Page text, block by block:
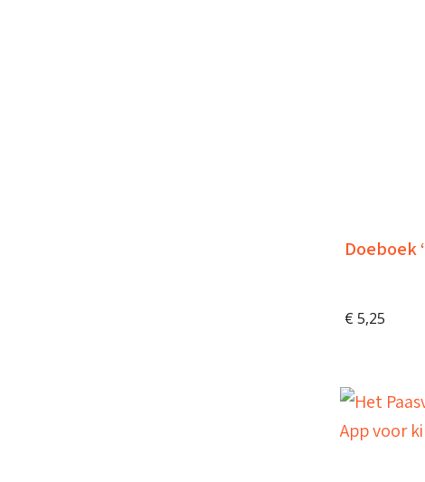
Doeboek
€ 5,25